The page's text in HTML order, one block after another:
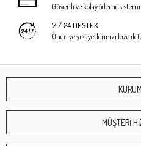
Güvenli ve kolay ödeme sistemi
7 / 24 DESTEK
Öneri ve şikayetlerinizi bize
MÜŞTERİ